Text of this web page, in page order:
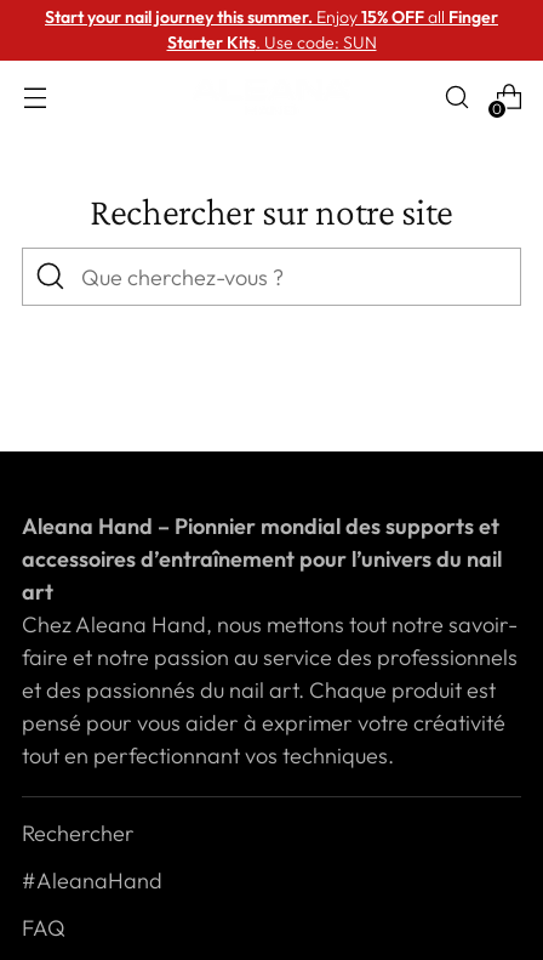
Start your nail journey this summer. Enjoy15% OFFall Finger
Starter Kits. Use code: SUN
0
Rechercher sur notre site
Que
cherchez-
Aleana Hand – Pionnier mondial des supports et
accessoires d’entraînement pour l’univers du nail
art
Chez Aleana Hand, nous mettons tout notre savoir-
faire et notre passion au service des professionnels
et des passionnés du nail art. Chaque produit est
pensé pour vous aider à exprimer votre créativité
tout en perfectionnant vos techniques.
Rechercher
#AleanaHand
FAQ